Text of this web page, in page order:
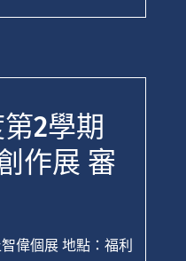
2學期
作展 審
偉個展 地點：福利